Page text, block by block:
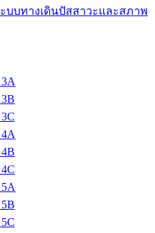
บบทางเดินปัสสาวะและสภาพ